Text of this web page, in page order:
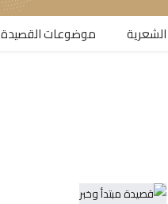
موضوعات القصيدة​